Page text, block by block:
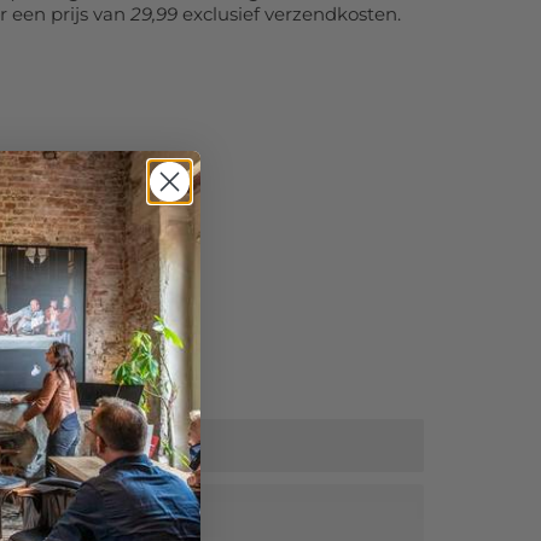
een prijs van 29,99 exclusief verzendkosten.
korting!